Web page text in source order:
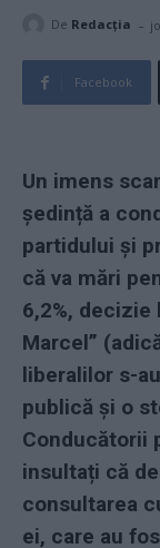
De Redacţia -
Facebook
Un imens
ședință a
partidului și
că va mări
6,2%, decizie
Marcel”
liberalilor s-
publică și o
Conducătorii
insultați că
consultarea
ei, care au